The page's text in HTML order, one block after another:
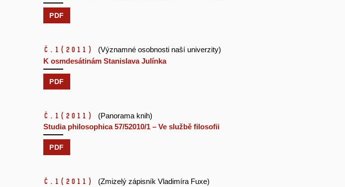
PDF
č.1 (2011)
(Významné osobnosti naší univerzity)
K osmdesátinám Stanislava Julínka
PDF
č.1 (2011)
(Panorama knih)
Studia philosophica 57/52010/1 – Ve službě filosofii
PDF
č.1 (2011)
(Zmizelý zápisník Vladimíra Fuxe)